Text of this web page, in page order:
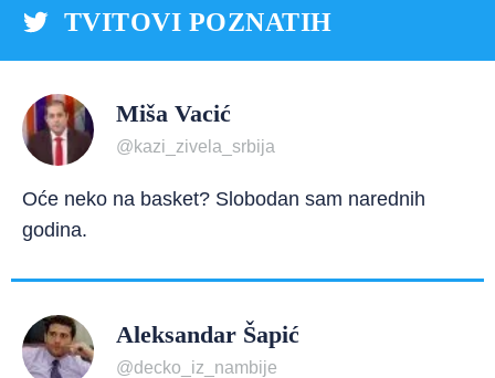
TVITOVI POZNATIH
Miša Vacić
@kazi_zivela_srbija
Oće neko na basket? Slobodan sam narednih
godina.
Aleksandar Šapić
@decko_iz_nambije